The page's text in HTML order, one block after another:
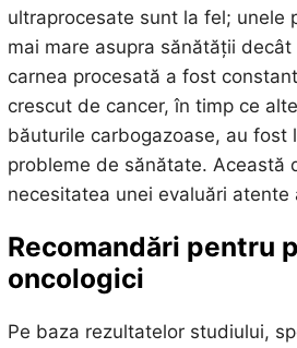
ultraprocesate sunt la fel; unele
mai mare asupra sănătății
carnea procesată a fost
crescut de cancer, în timp ce
băuturile carbogazoase, au fost
probleme de sănătate. Această
necesitatea unei evaluări
Recomandări pentru
oncologici
Pe baza rezultatelor studiului,